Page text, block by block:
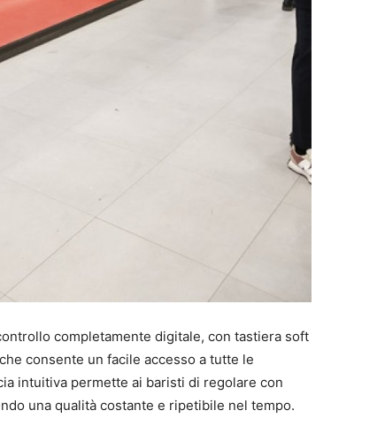
completamente digitale, con tastiera soft
consente un facile accesso a tutte le
intuitiva permette ai baristi di regolare con
una qualità costante e ripetibile nel tempo.